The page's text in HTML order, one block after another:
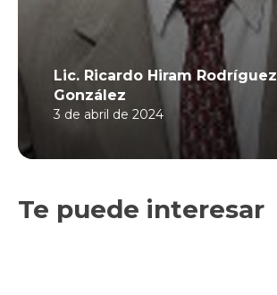
Lic. Ricardo Hiram Rodríguez
González
3 de abril de 2024
Te puede interesar